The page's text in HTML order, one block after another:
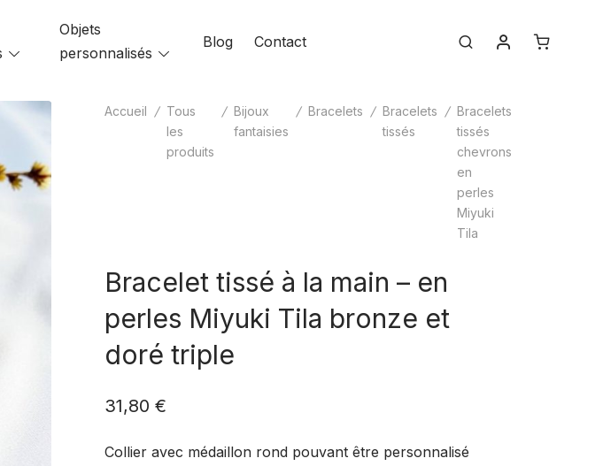
Toggle
Objets
personnalisés
Toggle
Blog Contact Search Mon compte
Accueil / Tous
les
produits
/ Bijoux
fantaisies
/ Bracelets / Bracelets
tissés
/ Bracelets
tissés
chevrons
en
perles
Miyuki
Tila
Bracelet tissé à la main – en
perles Miyuki Tila bronze et
doré triple
31,80 €
Collier avec médaillon rond pouvant être personnalisé